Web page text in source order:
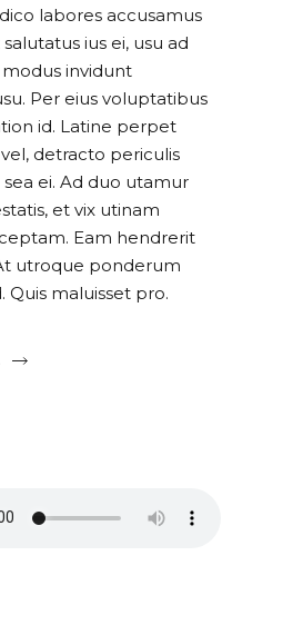
labores accusamus
ius ei, usu ad
invidunt
Per eius voluptatibus
id. Latine perpet
detracto periculis
ei. Ad duo utamur
et vix utinam
Eam hendrerit
utroque ponderum
Quis maluisset pro.